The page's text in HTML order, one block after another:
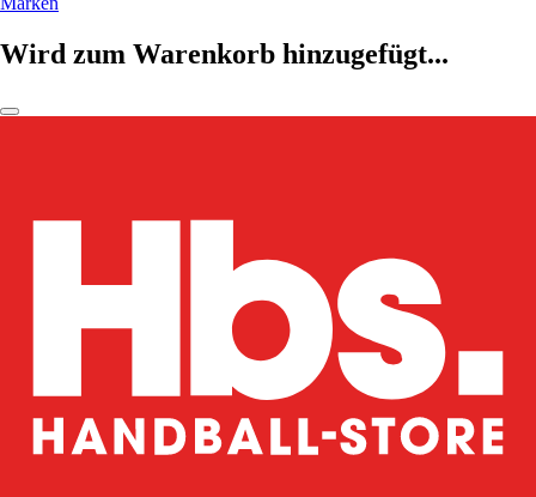
Wird zum Warenkorb hinzugefügt...